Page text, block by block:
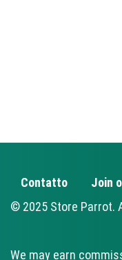
FOOTER
Contatto Join
© 2025 Store Parrot.
We may earn